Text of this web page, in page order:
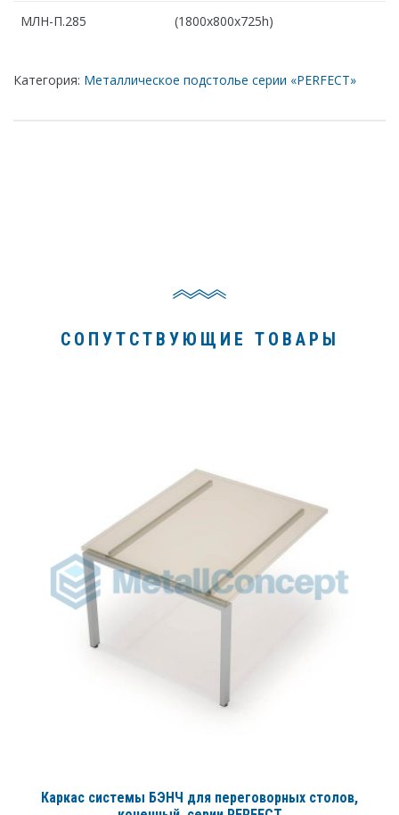
МЛН-П.285 (1800х800х725h)
Категория: Металлическое подстолье серии «PERFECT»
СОПУТСТВУЮЩИЕ ТОВАРЫ
Каркас системы БЭНЧ для переговорных столов,